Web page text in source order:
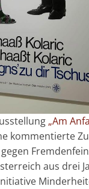
„Am
kommentierte
aus drei